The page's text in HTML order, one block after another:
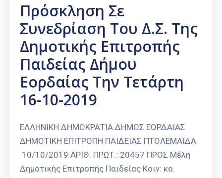
Πρόσκληση Σε
Συνεδρίαση Του Δ.Σ. Της
Δημοτικής Επιτροπής
Παιδείας Δήμου
Εορδαίας Την Τετάρτη
16-10-2019
ΕΛΛΗΝΙΚΗ ΔΗΜΟΚΡΑΤΙΑ ΔΗΜΟΣ ΕΟΡΔΑΙΑΣ
ΔΗΜΟΤΙΚΗ ΕΠΙΤΡΟΠΗ ΠΑΙΔΕΙΑΣ ΠΤΟΛΕΜΑΪΔΑ
10/10/2019 ΑΡΙΘ. ΠΡΩΤ.: 20457 ΠΡΟΣ Μέλη
Δημοτικής Επιτροπής Παιδείας Κοιν: κο.